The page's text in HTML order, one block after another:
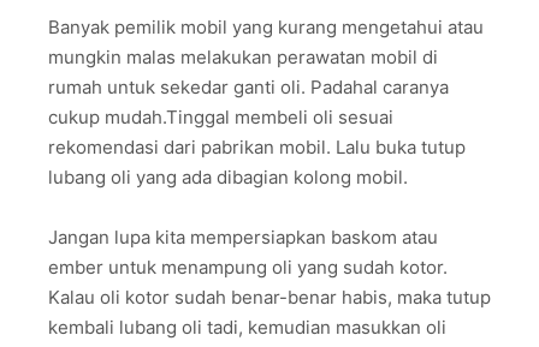
Banyak pemilik mobil yang kurang mengetahui atau
mungkin malas melakukan perawatan mobil di
rumah untuk sekedar ganti oli. Padahal caranya
cukup mudah.Tinggal membeli oli sesuai
rekomendasi dari pabrikan mobil. Lalu buka tutup
lubang oli yang ada dibagian kolong mobil.
Jangan lupa kita mempersiapkan baskom atau
ember untuk menampung oli yang sudah kotor.
Kalau oli kotor sudah benar-benar habis, maka tutup
kembali lubang oli tadi, kemudian masukkan oli